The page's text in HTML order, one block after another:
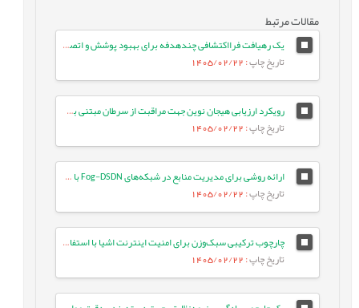
مقالات مرتبط
یک رهیافت فرااکتشافی چندهدفه برای بهبود پوشش و اتصال در شبکه‌های حسگر بی‌سیم
تاریخ چاپ: 1405/02/22
رویکرد ارزیابی هیجان نوین جهت مراقبت از سرطان مبتنی بر مدل‌های زبانی بزرگ
تاریخ چاپ: 1405/02/22
ارائه روشی برای مدیریت منابع در شبکه‌های Fog-DSDN با بهره‌گیری از معماری میکروسرویس و شبکه‌های ESN
تاریخ چاپ: 1405/02/22
چارچوب ترکیبی سبک‌وزن برای امنیت اینترنت اشیا با استفاده از جنگل تصادفی بهینه و انتخاب ویژگی تطبیقی در معماری لبه-ابری
تاریخ چاپ: 1405/02/22